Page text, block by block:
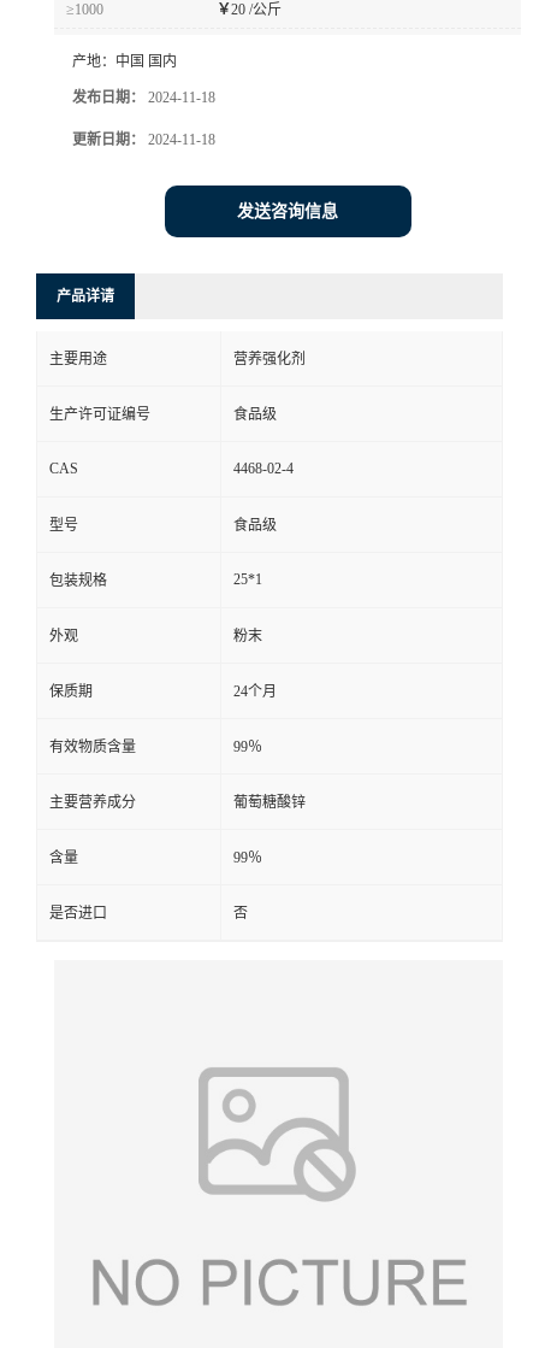
≥1000 ￥20 /公斤
产地： 中国 国内
发布日期： 2024-11-18
更新日期： 2024-11-18
发送咨询信息
产品详请
主要用途 营养强化剂
生产许可证编号 食品级
CAS 4468-02-4
型号 食品级
包装规格 25*1
外观 粉末
保质期 24个月
有效物质含量 99％
主要营养成分 葡萄糖酸锌
含量 99％
是否进口 否